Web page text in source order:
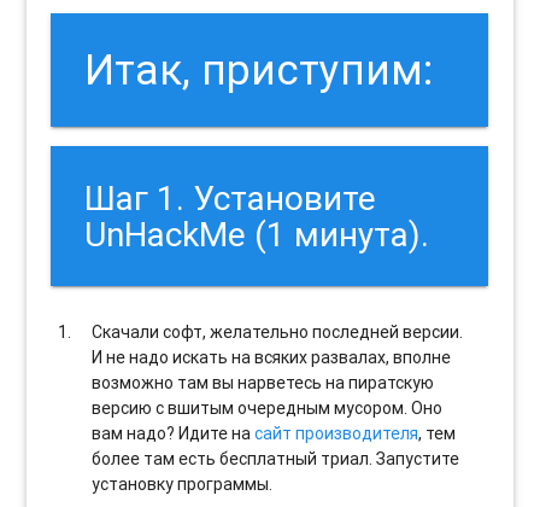
Итак, приступим:
Шаг 1. Установите
UnHackMe (1 минута).
Скачали софт, желательно последней версии.
И не надо искать на всяких развалах, вполне
возможно там вы нарветесь на пиратскую
версию с вшитым очередным мусором. Оно
вам надо? Идите насайт производителя, тем
более там есть бесплатный триал. Запустите
установку программы.